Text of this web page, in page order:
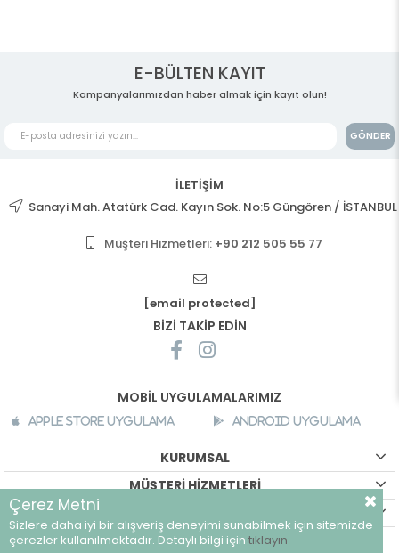
E-BÜLTEN KAYIT
Kampanyalarımızdan haber almak için kayıt olun!
GÖNDER
İLETİŞİM
Sanayi Mah. Atatürk Cad. Kayın Sok. No:5 Güngören / İSTANBUL
Müşteri Hizmetleri: +90 212 505 55 77
[email protected]
BİZİ TAKİP EDİN
MOBİL UYGULAMALARIMIZ
Apple Store Uygulama Android Uygulama
KURUMSAL
MÜŞTERİ HİZMETLERİ
©breeze.com.tr - Tüm hakları saklıdır.
Çerez Metni
Sizlere daha iyi bir alışveriş deneyimi sunabilmek için sitemizde
çerezler kullanılmaktadır. Detaylı bilgi için tıklayın